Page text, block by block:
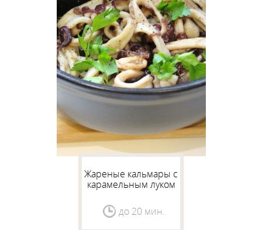
Жареные кальмары с
карамельным луком
до 20 мин.